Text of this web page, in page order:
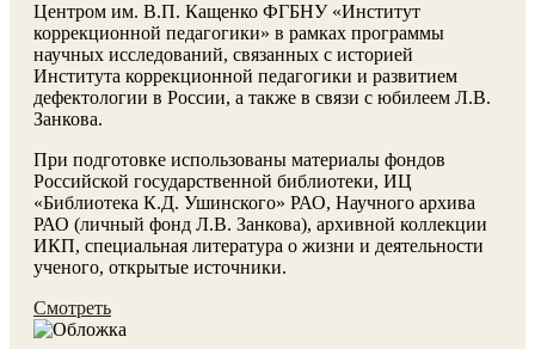
Центром им. В.П. Кащенко ФГБНУ «Институт
коррекционной педагогики» в рамках программы
научных исследований, связанных с историей
Института коррекционной педагогики и развитием
дефектологии в России, а также в связи с юбилеем Л.В.
Занкова.
При подготовке использованы материалы фондов
Российской государственной библиотеки, ИЦ
«Библиотека К.Д. Ушинского» РАО, Научного архива
РАО (личный фонд Л.В. Занкова), архивной коллекции
ИКП, специальная литература о жизни и деятельности
ученого, открытые источники.
Смотреть